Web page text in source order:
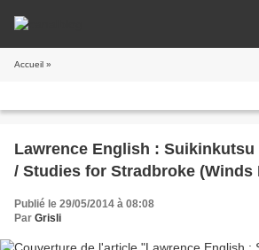
Accueil »
Lawrence English : Suikinkutsu
/ Studies for Stradbroke (Winds
Publié le 29/05/2014 à 08:08
Par Grisli